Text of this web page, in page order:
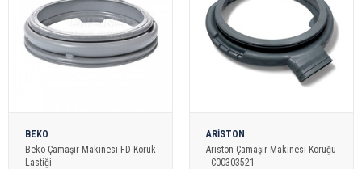
BEKO
Beko Çamaşır Makinesi FD Körük
Lastiği
ARİSTON
Ariston Çamaşır Makinesi Körüğü
- C00303521